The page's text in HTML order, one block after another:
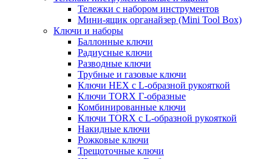
Тележки с набором инструментов
Мини-ящик органайзер (Mini Tool Box)
Ключи и наборы
Баллонные ключи
Радиусные ключи
Разводные ключи
Трубные и газовые ключи
Ключи HEX с L-образной рукояткой
Ключи TORX Г-образные
Комбинированные ключи
Ключи TORX с L-образной рукояткой
Накидные ключи
Рожковые ключи
Трещоточные ключи